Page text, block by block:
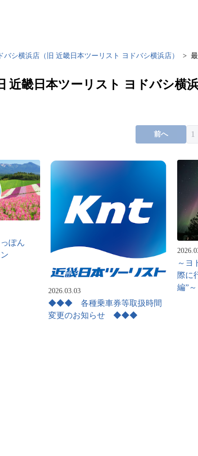
バシ横浜店（旧 近畿日本ツーリスト ヨドバシ横浜店）
近畿日本ツーリスト ヨドバシ横
前へ
ぽん
2026.03.03
◆◆◆ 各種乗車券等取扱時間
変更のお知らせ ◆◆◆
～ヨ
際に
編”～